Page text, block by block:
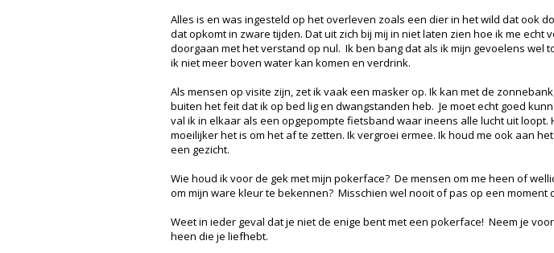
Alles is en was ingesteld op het overleven zoals een dier in het wild dat ook
dat opkomt in zware tijden. Dat uit zich bij mij in niet laten zien hoe ik me echt
doorgaan met het verstand op nul. Ik ben bang dat als ik mijn gevoelens
ik niet meer boven water kan komen en verdrink.
Als mensen op visite zijn, zet ik vaak een masker op. Ik kan met de
buiten het feit dat ik op bed lig en dwangstanden heb. Je moet echt goed
val ik in elkaar als een opgepompte fietsband waar ineens alle lucht uit
moeilijker het is om het af te zetten. Ik vergroei ermee. Ik houd me ook aan
een gezicht.
Wie houd ik voor de gek met mijn pokerface? De mensen om me heen of
om mijn ware kleur te bekennen? Misschien wel nooit of pas op een moment
Weet in ieder geval dat je niet de enige bent met een pokerface! Neem je
heen die je liefhebt.